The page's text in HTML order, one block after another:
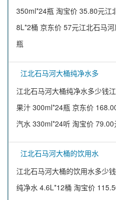
350ml*24瓶 淘宝价 35.80元江
8L*2桶 京东价 57元江北石马
瓶
江北石马河大桶纯净水多
江北石马河大桶纯净水多少钱
果汁 300ml*24瓶 京东价
汽水 330ml*24听 淘宝价
江北石马河大桶的饮用水
江北石马河大桶的饮用水多少
纯净水 4.6L*12桶 淘宝价